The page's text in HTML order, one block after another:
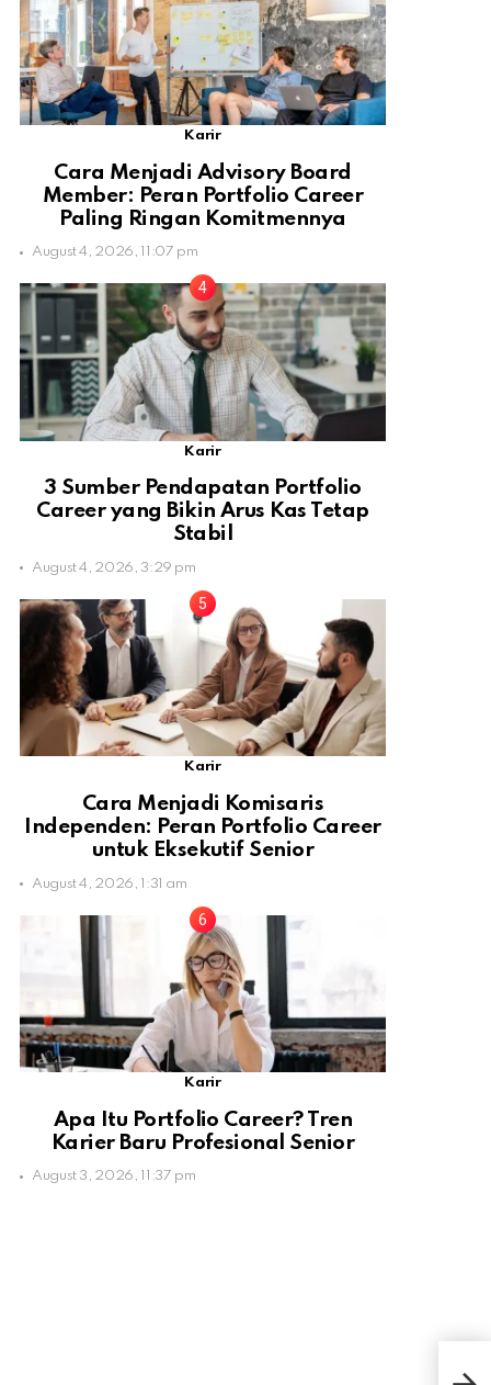
Karir
Cara Menjadi Advisory Board
Member: Peran Portfolio Career
Paling Ringan Komitmennya
August 4, 2026, 11:07 pm
Karir
3 Sumber Pendapatan Portfolio
Career yang Bikin Arus Kas Tetap
Stabil
August 4, 2026, 3:29 pm
Karir
Cara Menjadi Komisaris
Independen: Peran Portfolio Career
untuk Eksekutif Senior
August 4, 2026, 1:31 am
Karir
Apa Itu Portfolio Career? Tren
Karier Baru Profesional Senior
August 3, 2026, 11:37 pm